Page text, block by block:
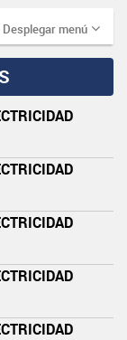
Desplegar menú